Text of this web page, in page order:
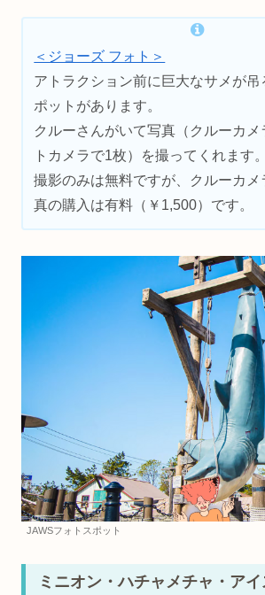
＜ジョーズ フォト＞
アトラクション前に巨大なサメが吊
ポットがあります。
クルーさんがいて写真（クルーカメ
トカメラで1枚）を撮ってくれます。
撮影のみは無料ですが、クルーカメ
真の購入は有料（￥1,500）です。
JAWSフォトスポット
ミニオン・ハチャメチャ・アイ